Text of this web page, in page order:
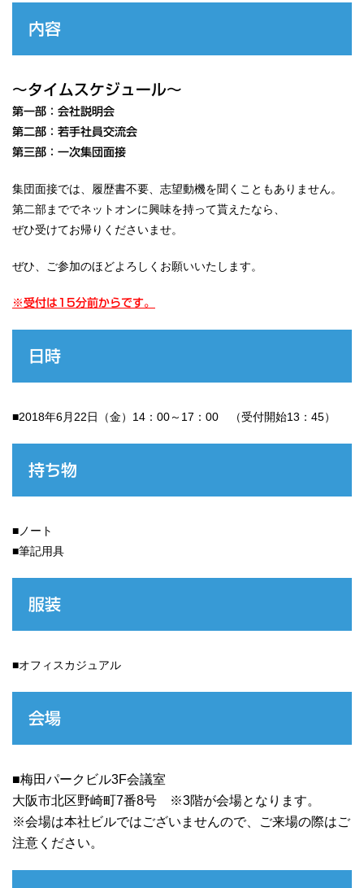
内容
～タイムスケジュール～
第一部：会社説明会
第二部：若手社員交流会
第三部：一次集団面接
集団面接では、履歴書不要、志望動機を聞くこともありません。
第二部まででネットオンに興味を持って貰えたなら、
ぜひ受けてお帰りくださいませ。
ぜひ、ご参加のほどよろしくお願いいたします。
※受付は15分前からです。
日時
■2018年6月22日（金）14：00～17：00 （受付開始13：45）
持ち物
■ノート
■筆記用具
服装
■オフィスカジュアル
会場
■梅田パークビル3F会議室
大阪市北区野崎町7番8号 ※3階が会場となります。
※会場は本社ビルではございませんので、ご来場の際はご
注意ください。